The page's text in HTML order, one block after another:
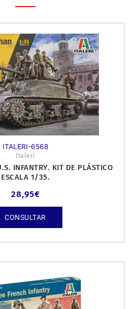
ITALERI-6568
Italeri
INFANTRY. KIT DE PLÁSTICO
ESCALA 1/35.
28,95€
CONSULTAR